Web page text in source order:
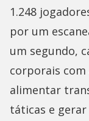
1.248
por um
um segundo,
corporais com
alimentar
táticas e